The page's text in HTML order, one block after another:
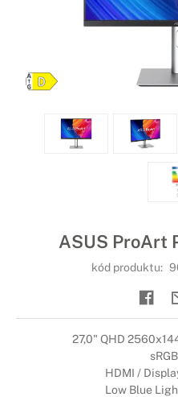
ASUS ProArt
kód produktu:
27,0" QHD
HDMI /
Low Blue